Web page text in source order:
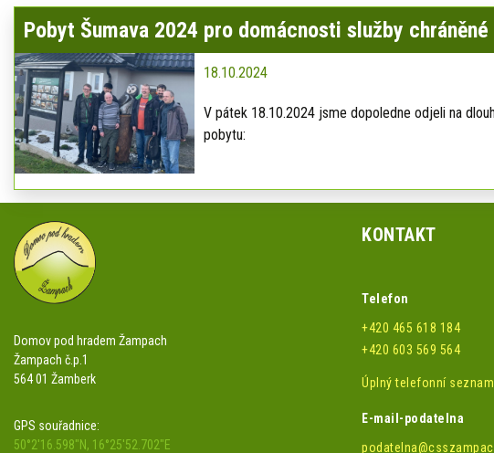
Pobyt Šumava 2024 pro domácnosti služby
18.10.2024
V pátek 18.10.2024 jsme dopoledne odjeli na
pobytu:
Domov pod hradem Žampach
Žampach č.p.1
564 01 Žamberk
GPS souřadnice:
50°2'16.598"N, 16°25'52.702"E
KONTAKT
Telefon
+420 465 618 184
+420 603 569 564
Úplný telefonní seznam
E-mail-podatelna